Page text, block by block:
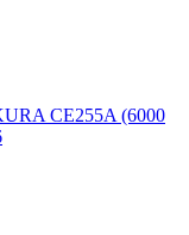
CE255A (6000